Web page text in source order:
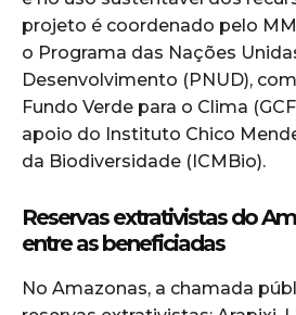
projeto é coordenado pelo
o Programa das Nações
Desenvolvimento (PNUD),
Fundo Verde para o Clima
apoio do Instituto Chico
da Biodiversidade (ICMBio).
Reservas extrativistas do
entre as beneficiadas
No Amazonas, a chamada